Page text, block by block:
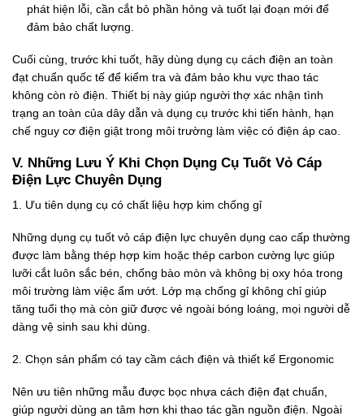
phát hiện lỗi, cần cắt bỏ phần hỏng và tuốt lại đoạn mới để
đảm bảo chất lượng.
Cuối cùng, trước khi tuốt, hãy dùng dụng cụ cách điện an toàn
đạt chuẩn quốc tế để kiểm tra và đảm bảo khu vực thao tác
không còn rò điện. Thiết bị này giúp người thợ xác nhận tình
trạng an toàn của dây dẫn và dụng cụ trước khi tiến hành, hạn
chế nguy cơ điện giật trong môi trường làm việc có điện áp cao.
V. Những Lưu Ý Khi Chọn Dụng Cụ Tuốt Vỏ Cáp
Điện Lực Chuyên Dụng
1. Ưu tiên dụng cụ có chất liệu hợp kim chống gỉ
Những dụng cụ tuốt vỏ cáp điện lực chuyên dụng cao cấp thường
được làm bằng thép hợp kim hoặc thép carbon cường lực giúp
lưỡi cắt luôn sắc bén, chống bào mòn và không bị oxy hóa trong
môi trường làm việc ẩm ướt. Lớp mạ chống gỉ không chỉ giúp
tăng tuổi thọ mà còn giữ được vẻ ngoài bóng loáng, mọi người dễ
dàng vệ sinh sau khi dùng.
2. Chọn sản phẩm có tay cầm cách điện và thiết kế Ergonomic
Nên ưu tiên những mẫu được bọc nhựa cách điện đạt chuẩn,
giúp người dùng an tâm hơn khi thao tác gần nguồn điện. Ngoài